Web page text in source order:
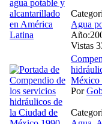
Agua
Vistas
México
Por